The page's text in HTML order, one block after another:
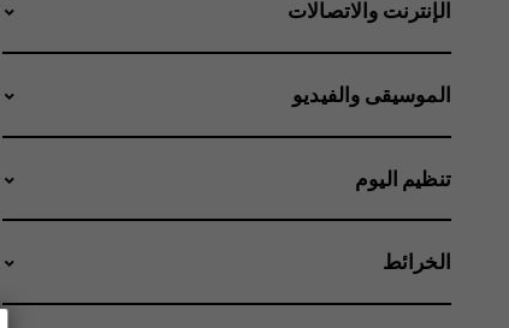
الإنترنت والاتصالات
الموسيقى والفيديو
تنظيم اليوم
الخرائط